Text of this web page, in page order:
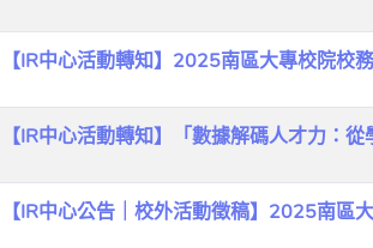
【IR中心活動轉知】2025南區大專校院校
【IR中心活動轉知】「數據解碼人才力：
【IR中心公告｜校外活動徵稿】2025南區